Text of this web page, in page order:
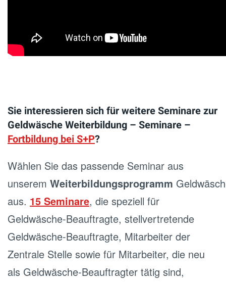
Sie interessieren sich für weitere Seminare zur
Geldwäsche Weiterbildung – Seminare –
Fortbildung bei S+P?
Wählen Sie das passende Seminar aus
unserem Weiterbildungsprogramm
aus. 15 Seminare, die speziell für
Geldwäsche-Beauftragte, stellvertretende
Geldwäsche-Beauftragte, Mitarbeiter der
Zentrale Stelle sowie für Mitarbeiter, die neu
als Geldwäsche-Beauftragter tätig sind,